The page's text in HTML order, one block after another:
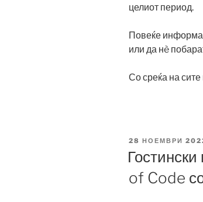
целиот период.
Повеќе
или да нè
Со среќа на сите
ОБЈАВЕНО
28 НОЕМВРИ
of Code